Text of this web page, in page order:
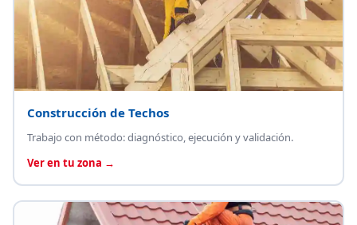
Construcción de Techos
Trabajo con método: diagnóstico, ejecución y validación.
Ver en tu zona →